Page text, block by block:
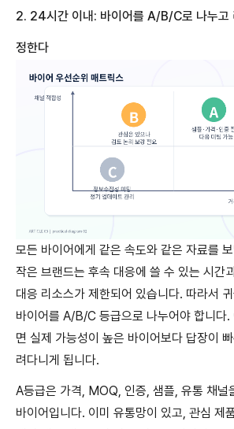
2. 24시간 이내 : 바이어를 A/B/C로 나누고
정한다
모든 바이어에게 같은 속도와 같은 자료를
작은 브랜드는 후속 대응에 쓸 수 있는 시간
대응 리소스가 제한되어 있습니다. 따라서
바이어를 A/B/C 등급으로 나누어야 합니다.
면 실제 가능성이 높은 바이어보다 답장이
려다니게 됩니다.
A등급은 가격, MOQ, 인증, 샘플, 유통 채널
바이어입니다. 이미 유통망이 있고, 관심 제